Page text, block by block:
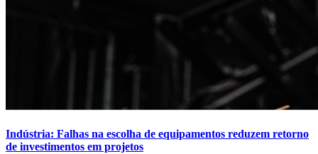
Indústria: Falhas na escolha de equipamentos reduzem retorno
de investimentos em projetos